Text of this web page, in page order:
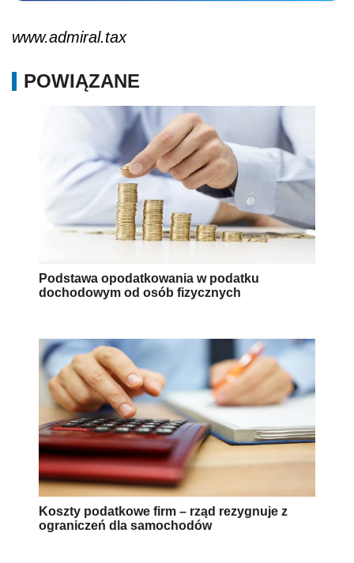
www.admiral.tax
POWIĄZANE
Podstawa opodatkowania w podatku
dochodowym od osób fizycznych
Koszty podatkowe firm – rząd rezygnuje z
ograniczeń dla samochodów